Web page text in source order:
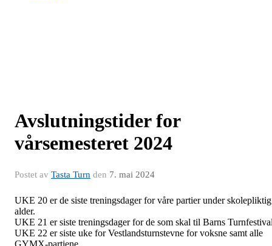
Avslutningstider for
vårsemesteret 2024
Postet av Tasta Turn den 7. mai 2024
UKE 20 er de siste treningsdager for våre partier under skolepliktig
alder.
UKE 21 er siste treningsdager for de som skal til Barns
UKE 22 er siste uke for Vestlandsturnstevne for voksne samt alle